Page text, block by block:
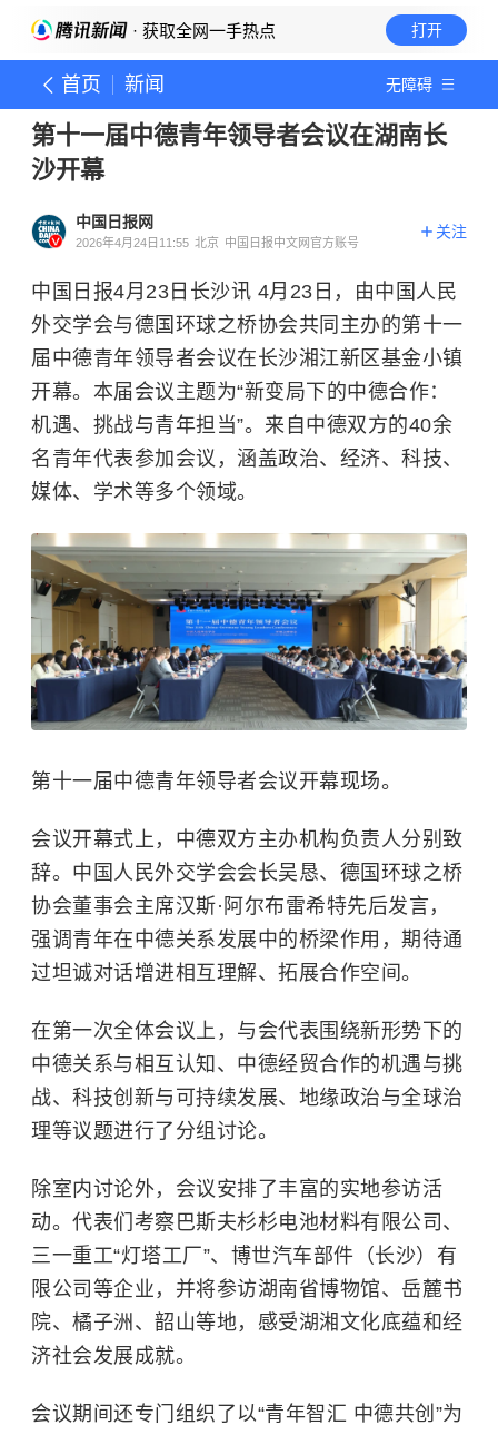
· 获取全网一手热点 打开
首页 新闻 无障碍
第十一届中德青年领导者会议在湖南长
沙开幕
中国日报网
2026年4月24日11:55 北京 中国日报中文网官方账号
关注
中国日报4月23日长沙讯 4月23日，由中国人民
外交学会与德国环球之桥协会共同主办的第十一
届中德青年领导者会议在长沙湘江新区基金小镇
开幕。本届会议主题为“新变局下的中德合作：
机遇、挑战与青年担当”。来自中德双方的40余
名青年代表参加会议，涵盖政治、经济、科技、
媒体、学术等多个领域。
第十一届中德青年领导者会议开幕现场。
会议开幕式上，中德双方主办机构负责人分别致
辞。中国人民外交学会会长吴恳、德国环球之桥
协会董事会主席汉斯·阿尔布雷希特先后发言，
强调青年在中德关系发展中的桥梁作用，期待通
过坦诚对话增进相互理解、拓展合作空间。
在第一次全体会议上，与会代表围绕新形势下的
中德关系与相互认知、中德经贸合作的机遇与挑
战、科技创新与可持续发展、地缘政治与全球治
理等议题进行了分组讨论。
除室内讨论外，会议安排了丰富的实地参访活
动。代表们考察巴斯夫杉杉电池材料有限公司、
三一重工“灯塔工厂”、博世汽车部件（长沙）有
限公司等企业，并将参访湖南省博物馆、 岳麓书
院、橘子洲、韶山等地，感受湖湘文化底蕴和经
济社会发展成就。
会议期间还专门组织了以“青年智汇 中德共创”为